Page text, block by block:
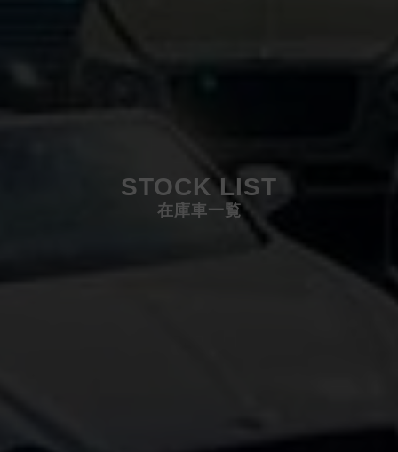
STOCK LIST
在庫車一覧